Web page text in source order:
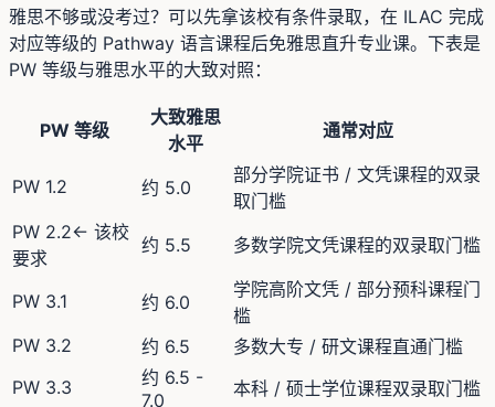
雅思不够或没考过？可以先拿该校有条件录取，在 ILAC 完成
对应等级的 Pathway 语言课程后免雅思直升专业课。下表是
PW 等级与雅思水平的大致对照：
PW 等级
大致雅思
水平
通常对应
PW 1.2 约 5.0
部分学院证书 / 文凭课程的双录
取门槛
PW 2.2← 该校
要求
约 5.5 多数学院文凭课程的双录取门槛
PW 3.1 约 6.0
学院高阶文凭 / 部分预科课程门
槛
PW 3.2
约 6.5
多数大专 / 研文课程直通门槛
PW 3.3
约 6.5 -
7.0
本科 / 硕士学位课程双录取门槛